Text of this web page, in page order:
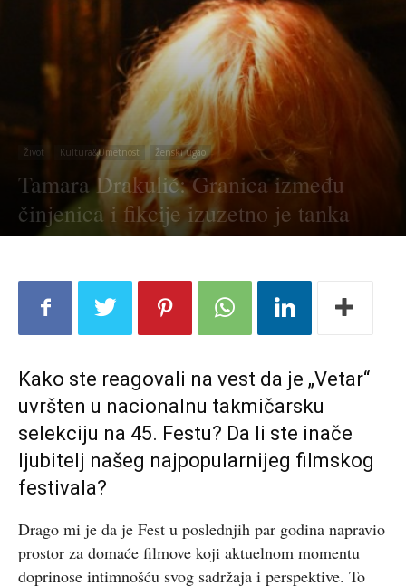
Život Kultura&Umetnost Ženski ugao
Tamara Drakulić: Granica između
činjenica i fikcije izuzetno je tanka
Kako ste reagovali na vest da je „Vetar“
uvršten u nacionalnu takmičarsku
selekciju na 45. Festu? Da li ste inače
ljubitelj našeg najpopularnijeg filmskog
festivala?
Drago mi je da je Fest u poslednjih par godina napravio
prostor za domaće filmove koji aktuelnom momentu
doprinose intimnošću svog sadržaja i perspektive. To